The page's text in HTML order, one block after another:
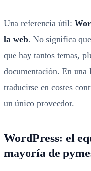
Una referencia útil:
la web. No significa
qué hay tantos temas,
documentación. En
traducirse en costes
un único proveedor.
WordPress: el
mayoría de